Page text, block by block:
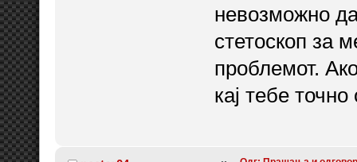
невозможно
стетоскоп за
проблемот.
кај тебе точно